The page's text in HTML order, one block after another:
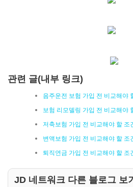
관련 글(내부 링크)
음주운전 보험 가입 전 비교해야
보험 리모델링 가입 전 비교해야
저축보험 가입 전 비교해야 할 조
변액보험 가입 전 비교해야 할 조
퇴직연금 가입 전 비교해야 할 조
JD 네트워크 다른 블로그 보